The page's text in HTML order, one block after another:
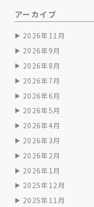
アーカイブ
2026年11月
2026年9月
2026年8月
2026年7月
2026年6月
2026年5月
2026年4月
2026年3月
2026年2月
2026年1月
2025年12月
2025年11月